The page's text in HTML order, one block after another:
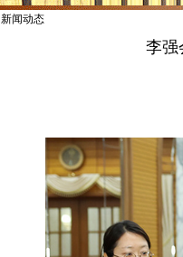
新闻动态
李强